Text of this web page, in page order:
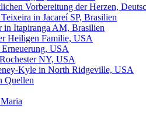
Vorbereitung der Herzen,
in Jacareí SP, Brasilien
in Itapiranga AM, Brasilien
Heiligen Familie, USA
USA
NY, USA
Kyle in North Ridgeville, USA
Quellen